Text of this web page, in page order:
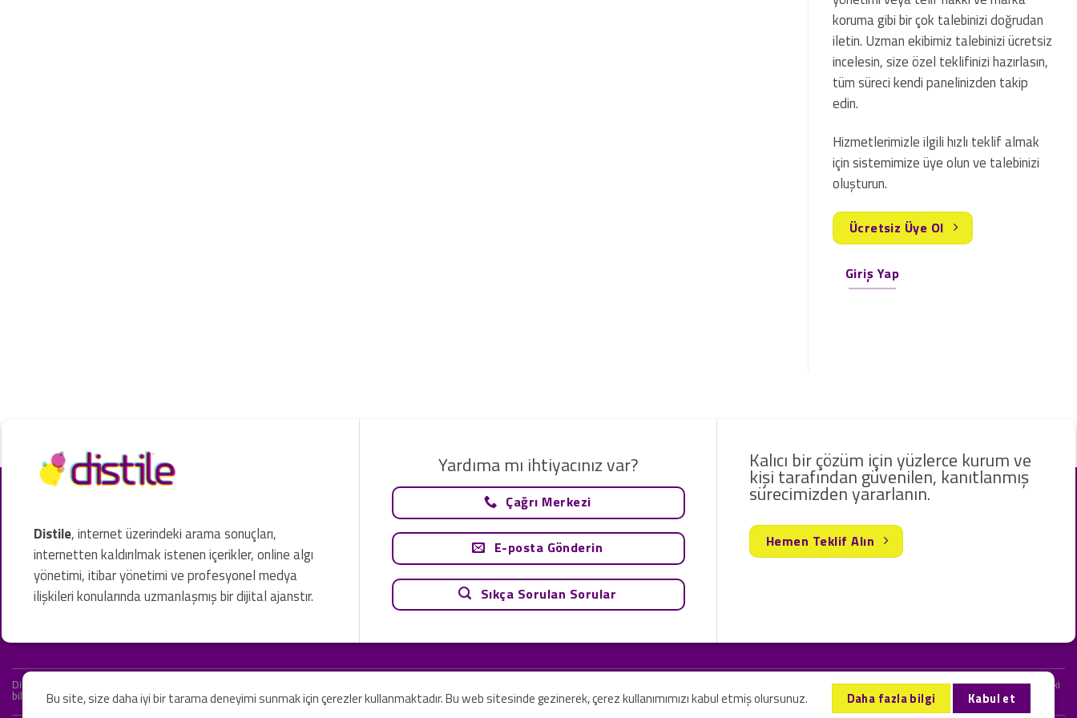
koruma gibi bir çok talebinizi doğrudan
iletin. Uzman ekibimiz talebinizi ücretsiz
incelesin, size özel teklifinizi hazırlasın,
tüm süreci kendi panelinizden takip
edin.
Hizmetlerimizle ilgili hızlı teklif almak
için sistemimize üye olun ve talebinizi
oluşturun.
Ücretsiz Üye Ol
Giriş Yap
Distile, internet üzerindeki arama sonuçları,
internetten kaldırılmak istenen içerikler, online algı
yönetimi, itibar yönetimi ve profesyonel medya
ilişkileri konularında uzmanlaşmış bir dijital ajanstır.
Yardıma mı ihtiyacınız var?
Çağrı Merkezi
E-posta Gönderin
Sıkça Sorulan Sorular
Kalıcı bir çözüm için yüzlerce kurum ve
kişi tarafından güvenilen, kanıtlanmış
sürecimizden yararlanın.
Hemen Teklif Alın
Distile bir hukuk firması değildir ve hizmetlerimizin hiçbiri resmi hukuki tavsiye olarak değerlendirilemez. Sadece teknoloji ve danışmanlık şirketi olarak hizmet vermekteyiz. Web sitemizde ve sizinle kurduğumuz iletişimlerdeki
bilgiler yalnızca genel bilgi niteliğindedir. Yasal tavsiye olarak değerlendirilmesi amaçlanmamıştır.
Bu site, size daha iyi bir tarama deneyimi sunmak için çerezler kullanmaktadır. Bu web sitesinde gezinerek, çerez kullanımımızı kabul etmiş olursunuz. Daha fazla bilgi Kabul et